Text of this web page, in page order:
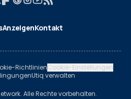
AnzeigenKontakt
RichtlinienCookie-Einstellungen
Utiq verwalten
Alle Rechte vorbehalten.